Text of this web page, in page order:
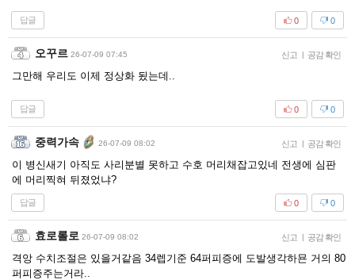
답글 0
0
오꾸르 26-07-09 07:45 신고 | 공감 확인
그만해 우리도 이제 정상화 됬는데..
답글 0
0
중력가속 26-07-09 08:02 신고 | 공감 확인
이 병신새기 아직도 사리분별 못하고 수호 머리채잡고있네 전생에 심판
에 머리찍혀 뒤졌었냐?
답글 0
0
효로롤로 26-07-09 08:02 신고 | 공감 확인
격앙 수치조절은 있을거같음 34렙기준 64퍼피증에 도발생각하묜 거의 80
퍼피증주는거라..